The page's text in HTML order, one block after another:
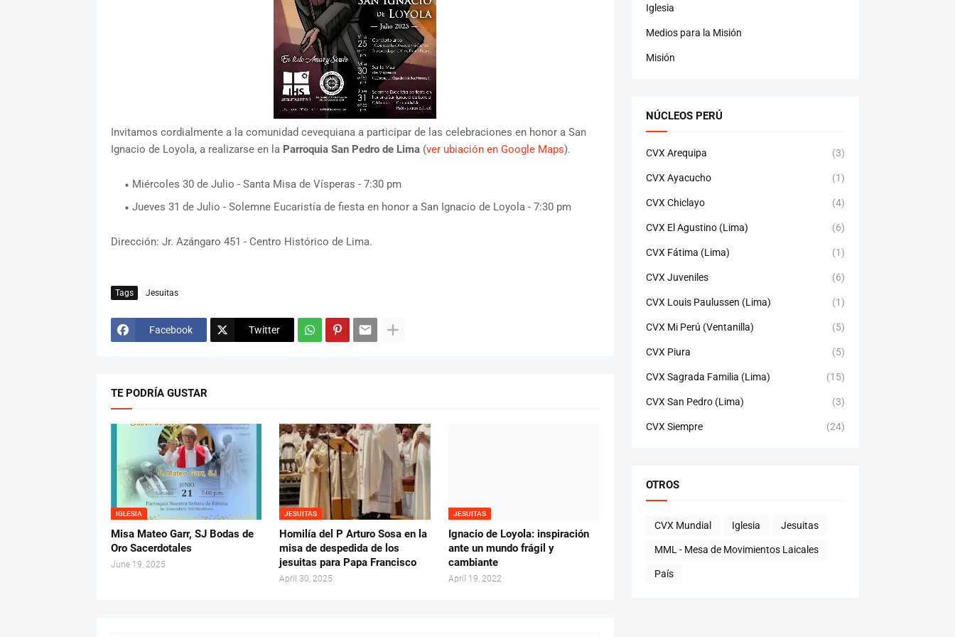
Invitamos cordialmente a la comunidad cevequiana a participar de las celebraciones en honor a San
Ignacio de Loyola, a realizarse en la Parroquia San Pedro de Lima(ver ubiación en Google Maps).
Miércoles 30 de Julio - Santa Misa de Vísperas - 7:30 pm
Jueves 31 de Julio - Solemne Eucaristía de fiesta en honor a San Ignacio de Loyola - 7:30 pm
Dirección: Jr. Azángaro 451 - Centro Histórico de Lima.
Tags Jesuitas
Facebook Twitter
TE PODRÍA GUSTAR
IGLESIA
Misa Mateo Garr, SJ Bodas de
Oro Sacerdotales
June 19, 2025
JESUITAS
Homilía del P Arturo Sosa en la
misa de despedida de los
jesuitas para Papa Francisco
April 30, 2025
JESUITAS
Ignacio de Loyola: inspiración
ante un mundo frágil y
cambiante
April 19, 2022
Iglesia
Medios para la Misión
Misión
NÚCLEOS PERÚ
CVX Arequipa (3)
CVX Ayacucho (1)
CVX Chiclayo (4)
CVX El Agustino (Lima) (6)
CVX Fátima (Lima) (1)
CVX Juveniles (6)
CVX Louis Paulussen (Lima) (1)
CVX Mi Perú (Ventanilla) (5)
CVX Piura (5)
CVX Sagrada Familia (Lima) (15)
CVX San Pedro (Lima) (3)
CVX Siempre (24)
OTROS
CVX Mundial Iglesia Jesuitas
MML - Mesa de Movimientos Laicales
País